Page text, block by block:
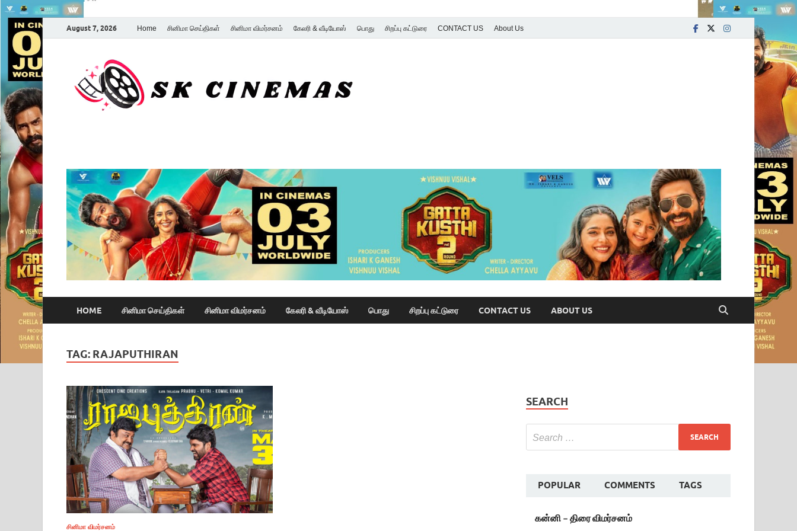
August 7, 2026 Home சினிமா செய்திகள் சினிமா விமர்சனம் கேலரி & வீடியோஸ் பொது சிறப்பு கட்டுரை CONTACT US About Us
HOME சினிமா செய்திகள் சினிமா விமர்சனம் கேலரி & வீடியோஸ் பொது சிறப்பு கட்டுரை CONTACT US ABOUT US
TAG: RAJAPUTHIRAN
சினிமா விமர்சனம்
SEARCH
POPULAR COMMENTS TAGS
கன்னி – திரை விமர்சனம்